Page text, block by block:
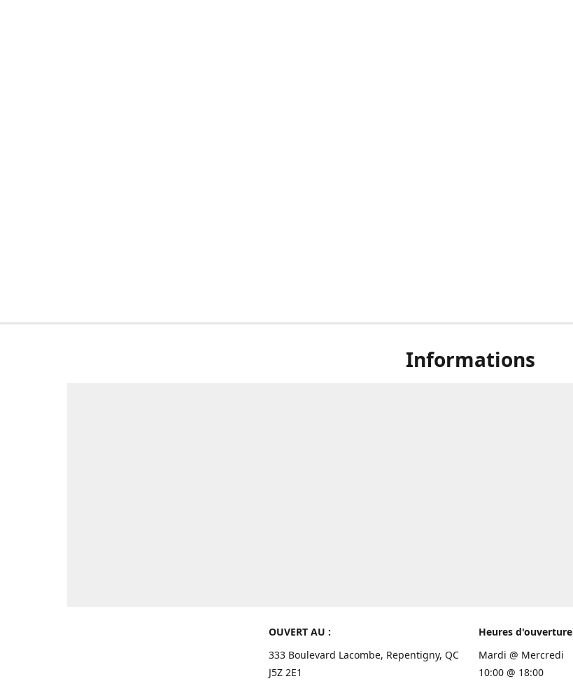
Informations
OUVERT AU :
333 Boulevard Lacombe, Repentigny, QC
J5Z 2E1
Heures d'ouverture
Mardi @ Mercredi
10:00 @ 18:00